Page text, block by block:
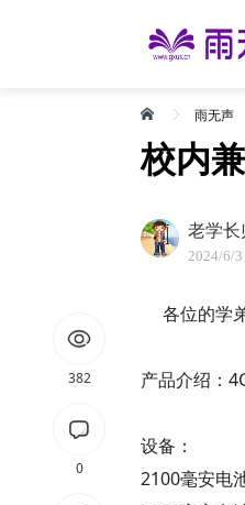
雨无声
校内
老学
2024/6/
各位的学
产品介绍：
设备：
2100毫安电
382
0